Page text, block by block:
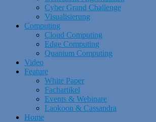
Cyber Grand Challenge
Visualisierung
Computing
Cloud Computing
Edge Computing
Quantum Computing
Video
Feature
White Paper
Fachartikel
Events & Webinare
Laokoon & Cassandra
Home